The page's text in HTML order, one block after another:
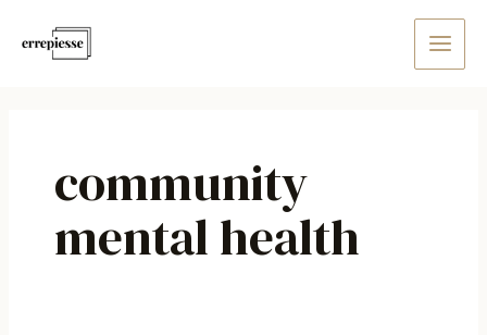
Main
Menu
community
mental health